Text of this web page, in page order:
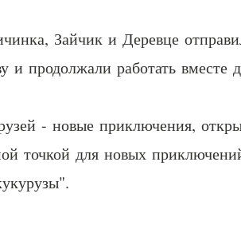
Зайчик и Деревце
продолжали работать вместе
- новые приключения,
точкой для новых